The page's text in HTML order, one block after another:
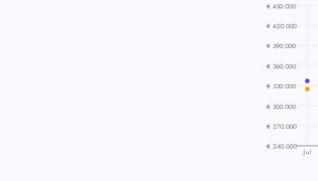
€ 450.000
€ 420.000
€ 390.000
€ 360.000
€ 330.000
€ 300.000
€ 270.000
€ 240.000
Jul